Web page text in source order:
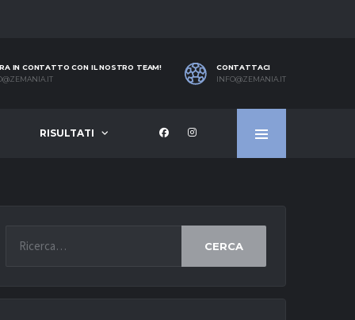
IN CONTATTO CON IL NOSTRO TEAM!
CONTATTACI
INFO@ZEMANIA.IT
RISULTATI
CERCA